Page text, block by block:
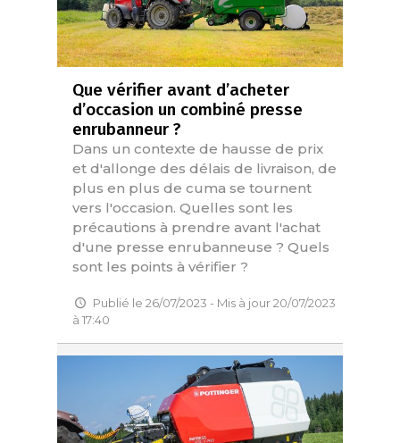
Que vérifier avant d’acheter
d’occasion un combiné presse
enrubanneur ?
Dans un contexte de hausse de prix
et d'allonge des délais de livraison, de
plus en plus de cuma se tournent
vers l'occasion. Quelles sont les
précautions à prendre avant l'achat
d'une presse enrubanneuse ? Quels
sont les points à vérifier ?
Publié le 26/07/2023 - Mis à jour 20/07/2023
à 17:40